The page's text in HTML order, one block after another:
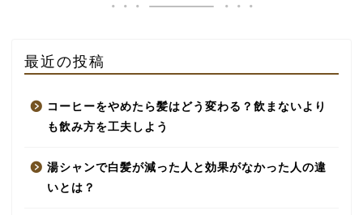
最近の投稿
コーヒーをやめたら髪はどう変わる？飲まないより
も飲み方を工夫しよう
湯シャンで白髪が減った人と効果がなかった人の違
いとは？